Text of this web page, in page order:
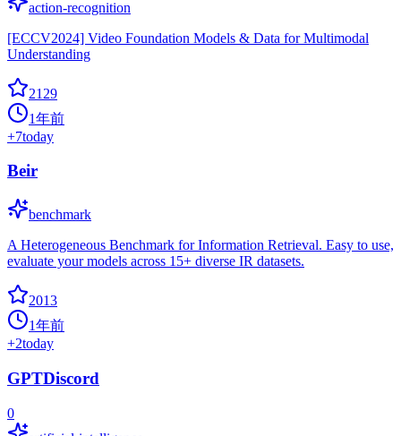
action-recognition
[ECCV2024] Video Foundation Models & Data for Multimodal
Understanding
2129
1年前
+7today
Beir
benchmark
A Heterogeneous Benchmark for Information Retrieval. Easy to use,
evaluate your models across 15+ diverse IR datasets.
2013
1年前
+2today
GPTDiscord
0